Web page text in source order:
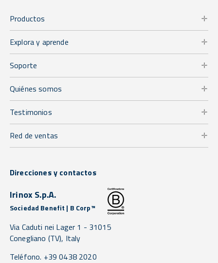
Productos
Explora y aprende
Soporte
Quiénes somos
Testimonios
Red de ventas
Direcciones y contactos
Irinox S.p.A.
Sociedad Benefit | B Corp™
Via Caduti nei Lager 1 - 31015
Conegliano (TV), Italy
Teléfono. +39 0438 2020